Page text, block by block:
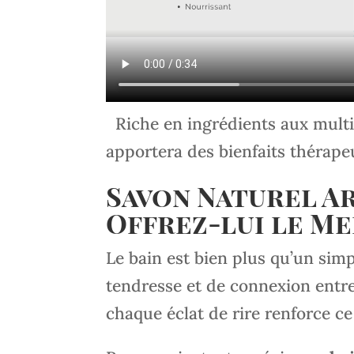
Riche en ingrédients aux
apportera des bienfaits
Savon Naturel
Offrez-lui le
Le bain est bien plus qu’un
tendresse et de connexion
chaque éclat de rire renforce